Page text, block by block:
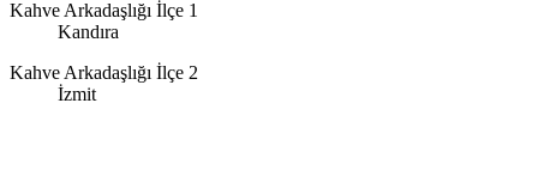
Kahve Arkadaşlığı İlçe 1
Kandıra
Kahve Arkadaşlığı İlçe 2
İzmit